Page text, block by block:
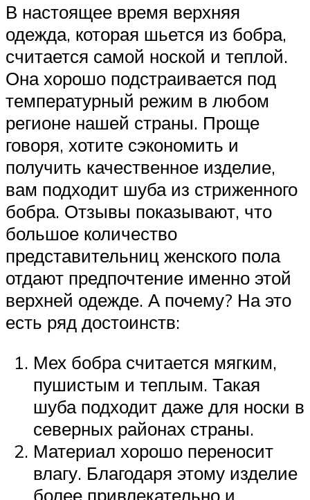
В настоящее время верхняя
одежда, которая шьется из бобра,
считается самой ноской и теплой.
Она хорошо подстраивается под
температурный режим в любом
регионе нашей страны. Проще
говоря, хотите сэкономить и
получить качественное изделие,
вам подходит шуба из стриженного
бобра. Отзывы показывают, что
большое количество
представительниц женского пола
отдают предпочтение именно этой
верхней одежде. А почему? На это
есть ряд достоинств:
Мех бобра считается мягким,
пушистым и теплым. Такая
шуба подходит даже для носки в
северных районах страны.
Материал хорошо переносит
влагу. Благодаря этому изделие
более привлекательно и